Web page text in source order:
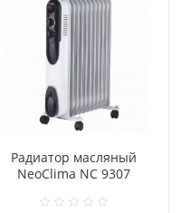
Радиатор масляный
NeoClima NC 9307